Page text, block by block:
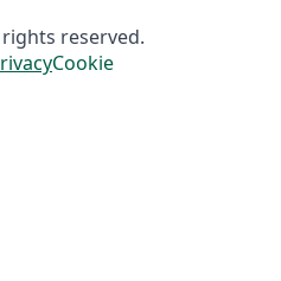
reserved.
Cookie